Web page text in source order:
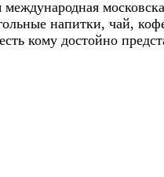
международная
напитки, чай,
кому достойно